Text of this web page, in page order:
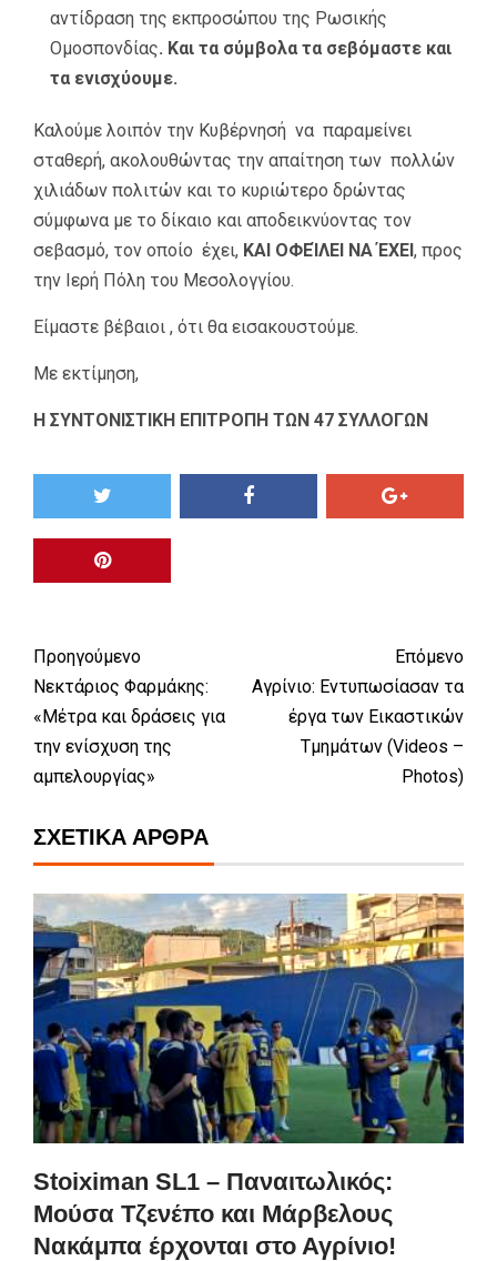
αντίδραση της εκπροσώπου της Ρωσικής
Ομοσπονδίας. Και τα σύμβολα τα σεβόμαστε και
τα ενισχύουμε.
Καλούμε λοιπόν την Κυβέρνησή να παραμείνει
σταθερή, ακολουθώντας την απαίτηση των πολλών
χιλιάδων πολιτών και το κυριώτερο δρώντας
σύμφωνα με το δίκαιο και αποδεικνύοντας τον
σεβασμό, τον οποίο έχει, ΚΑΙ ΟΦΕΊΛΕΙ ΝΑ ΈΧΕΙ, προς
την Ιερή Πόλη του Μεσολογγίου.
Είμαστε βέβαιοι , ότι θα εισακουστούμε.
Με εκτίμηση,
Η ΣΥΝΤΟΝΙΣΤΙΚΗ ΕΠΙΤΡΟΠΗ ΤΩΝ 47 ΣΥΛΛΟΓΩΝ
Προηγούμενο
Νεκτάριος Φαρμάκης:
«Μέτρα και δράσεις για
την ενίσχυση της
αμπελουργίας»
Επόμενο
Αγρίνιο: Εντυπωσίασαν τα
έργα των Εικαστικών
Τμημάτων (Videos –
Photos)
ΣΧΕΤΙΚΆ ΆΡΘΡΑ
Stoiximan SL1 – Παναιτωλικός:
Μούσα Τζενέπο και Μάρβελους
Νακάμπα έρχονται στο Αγρίνιο!